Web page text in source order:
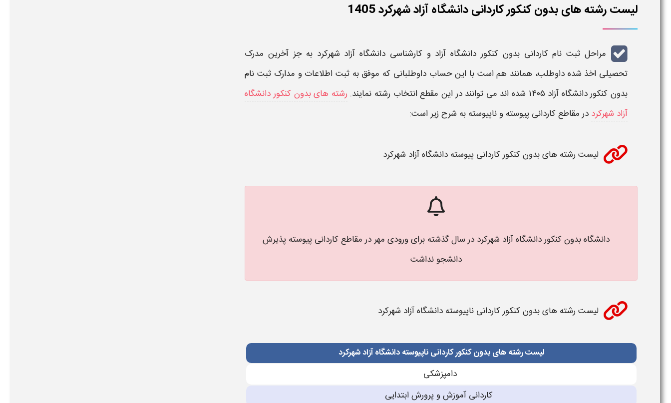
لیست رشته های بدون کنکور کاردانی دانشگاه آزاد شهرکرد 1405
مراحل ثبت نام کاردانی بدون کنکور دانشگاه آزاد و کارشناسی دانشگاه آزاد شهرکردبه جز آخرین مدرک
تحصیلی اخذ شده داوطلب، همانند هم است با این حساب داوطلبانی که موفق بهثبت اطلاعات و مدارک ثبت نام
بدون کنکور دانشگاه آزاد ۱۴۰۵
شده اند می توانند در این مقطع انتخاب رشته نمایند. رشته های بدون کنکور دانشگاه
آزاد شهرکرد در مقاطع کاردانی پیوسته و ناپیوسته به شرح زیر است:
لیست رشته های بدون کنکور کاردانی پیوسته دانشگاه آزاد شهرکرد
دانشگاه بدون کنکور دانشگاه آزاد شهرکرد در سال گذشته برای ورودی مهر در مقاطع کاردانی پیوسته پذیرش
دانشجو نداشت
لیست رشته های بدون کنکور کاردانی ناپیوسته دانشگاه آزاد شهرکرد
لیست رشته های بدون کنکور کاردانی ناپیوسته دانشگاه آزاد شهرکرد
دامپزشكی
كاردانی آموزش و پرورش ابتدایی